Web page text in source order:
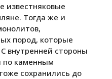
известняковые
Тогда же и
пород, которые
внутренней стороны
по каменным
сохранились до